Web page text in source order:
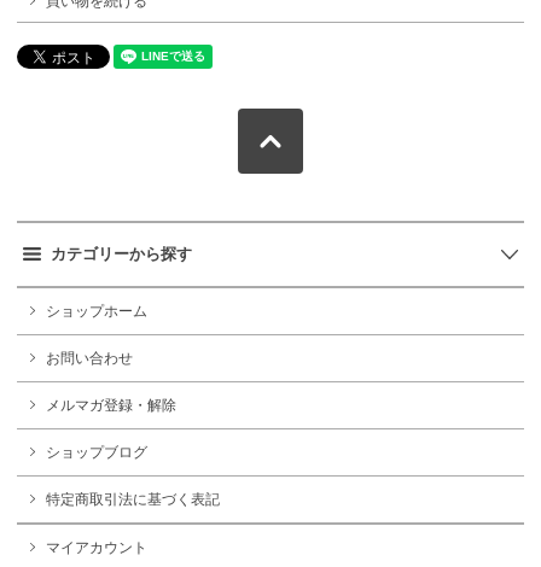
カテゴリーから探す
ショップホーム
お問い合わせ
メルマガ登録・解除
ショップブログ
特定商取引法に基づく表記
マイアカウント